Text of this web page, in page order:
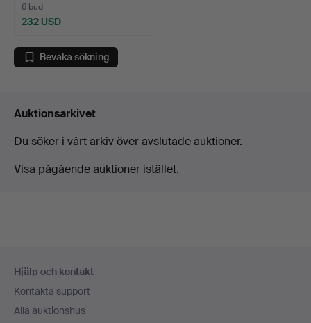
6 bud
232 USD
Bevaka sökning
Auktionsarkivet
Du söker i vårt arkiv över avslutade auktioner.
Visa pågående auktioner istället.
Hjälp och kontakt
Kontakta support
Alla auktionshus